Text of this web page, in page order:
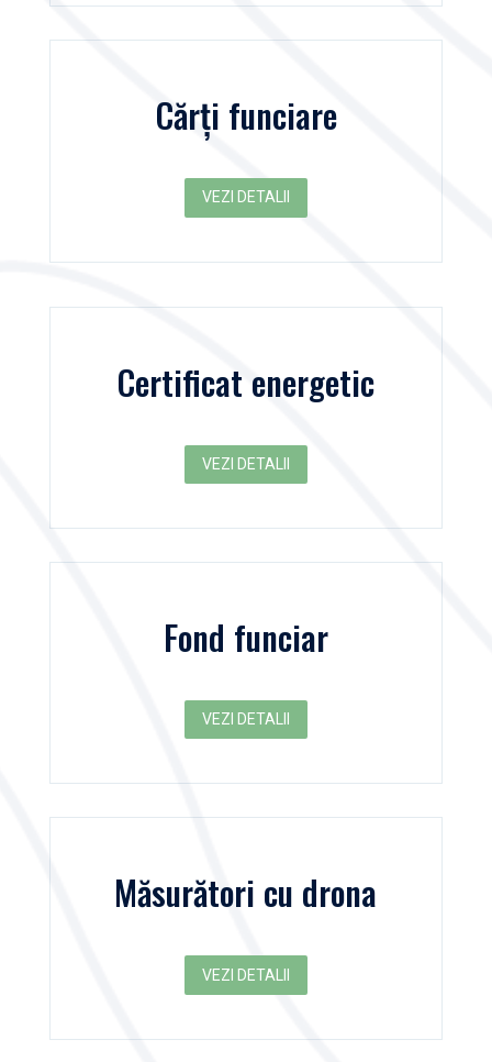
Cărți funciare
VEZI DETALII
Certificat energetic
VEZI DETALII
Fond funciar
VEZI DETALII
Măsurători cu drona
VEZI DETALII